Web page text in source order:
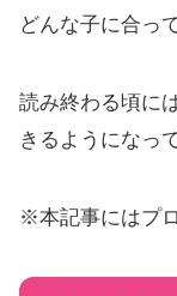
どんな子に合っ
読み終わる頃に
きるようになっ
※本記事にはプ